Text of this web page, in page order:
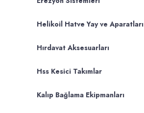
Helikoil Hatve Yay ve Aparatları
Hırdavat Aksesuarları
Hss Kesici Takımlar
Kalıp Bağlama Ekipmanları